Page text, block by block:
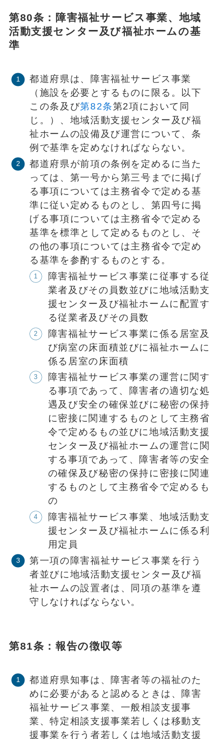
第80条：障害福祉サービス事業、地域
活動支援センター及び福祉ホームの基
準
都道府県は、障害福祉サービス事業
（施設を必要とするものに限る。以下
この条及び第82条第2項において同
じ。）、地域活動支援センター及び福
祉ホームの設備及び運営について、条
例で基準を定めなければならない。
都道府県が前項の条例を定めるに当た
っては、第一号から第三号までに掲げ
る事項については主務省令で定める基
準に従い定めるものとし、第四号に掲
げる事項については主務省令で定める
基準を標準として定めるものとし、そ
の他の事項については主務省令で定め
る基準を参酌するものとする。
障害福祉サービス事業に従事する従
業者及びその員数並びに地域活動支
援センター及び福祉ホームに配置す
る従業者及びその員数
障害福祉サービス事業に係る居室及
び病室の床面積並びに福祉ホームに
係る居室の床面積
障害福祉サービス事業の運営に関す
る事項であって、障害者の適切な処
遇及び安全の確保並びに秘密の保持
に密接に関連するものとして主務省
令で定めるもの並びに地域活動支援
センター及び福祉ホームの運営に関
する事項であって、障害者等の安全
の確保及び秘密の保持に密接に関連
するものとして主務省令で定めるも
の
障害福祉サービス事業、地域活動支
援センター及び福祉ホームに係る利
用定員
第一項の障害福祉サービス事業を行う
者並びに地域活動支援センター及び福
祉ホームの設置者は、同項の基準を遵
守しなければならない。
第81条：報告の徴収等
都道府県知事は、障害者等の福祉のた
めに必要があると認めるときは、障害
福祉サービス事業、一般相談支援事
業、特定相談支援事業若しくは移動支
援事業を行う者若しくは地域活動支援